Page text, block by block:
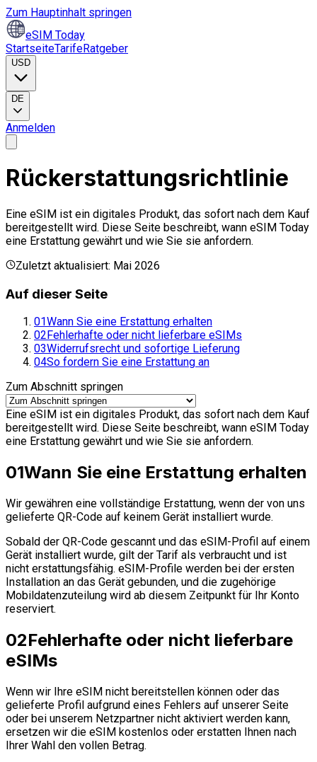
Zum Hauptinhalt springen
eSIM Today
StartseiteTarifeRatgeber
USD
DE
Anmelden
Rückerstattungsrichtlinie
Eine eSIM ist ein digitales Produkt, das sofort nach dem Kauf
bereitgestellt wird. Diese Seite beschreibt, wann eSIM Today
eine Erstattung gewährt und wie Sie sie anfordern.
Zuletzt aktualisiert: Mai 2026
Auf dieser Seite
01Wann Sie eine Erstattung erhalten
02 Fehlerhafte oder nicht lieferbare eSIMs
03Widerrufsrecht und sofortige Lieferung
04So fordern Sie eine Erstattung an
Zum Abschnitt springen
Eine eSIM ist ein digitales Produkt, das sofort nach dem Kauf
bereitgestellt wird. Diese Seite beschreibt, wann eSIM Today
eine Erstattung gewährt und wie Sie sie anfordern.
01Wann Sie eine Erstattung erhalten
Wir gewähren eine vollständige Erstattung, wenn der von uns
gelieferte QR-Code auf keinem Gerät installiert wurde.
Sobald der QR-Code gescannt und das eSIM-Profil auf einem
Gerät installiert wurde, gilt der Tarif als verbraucht und ist
nicht erstattungsfähig. eSIM-Profile werden bei der ersten
Installation an das Gerät gebunden, und die zugehörige
Mobildatenzuteilung wird ab diesem Zeitpunkt für Ihr Konto
reserviert.
02Fehlerhafte oder nicht lieferbare
eSIMs
Wenn wir Ihre eSIM nicht bereitstellen können oder das
gelieferte Profil aufgrund eines Fehlers auf unserer Seite
oder bei unserem Netzpartner nicht aktiviert werden kann,
ersetzen wir die eSIM kostenlos oder erstatten Ihnen nach
Ihrer Wahl den vollen Betrag.